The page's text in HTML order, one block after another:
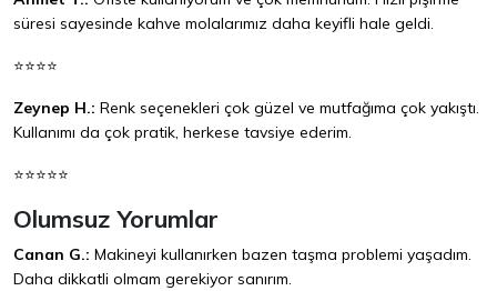
süresi sayesinde kahve molalarımız daha keyifli hale geldi.
⭐⭐⭐⭐
Zeynep H.: Renk seçenekleri çok güzel ve mutfağıma çok yakıştı.
Kullanımı da çok pratik, herkese tavsiye ederim.
⭐⭐⭐⭐⭐
Olumsuz Yorumlar
Canan G.: Makineyi kullanırken bazen taşma problemi yaşadım.
Daha dikkatli olmam gerekiyor sanırım.